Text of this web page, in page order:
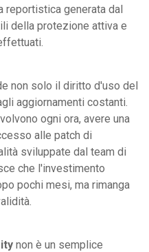
reportistica generata dal
della protezione attiva e
non solo il diritto d'uso del
aggiornamenti costanti.
ogni ora, avere una
alle patch di
sviluppate dal team di
che l'investimento
pochi mesi, ma rimanga
non è un semplice